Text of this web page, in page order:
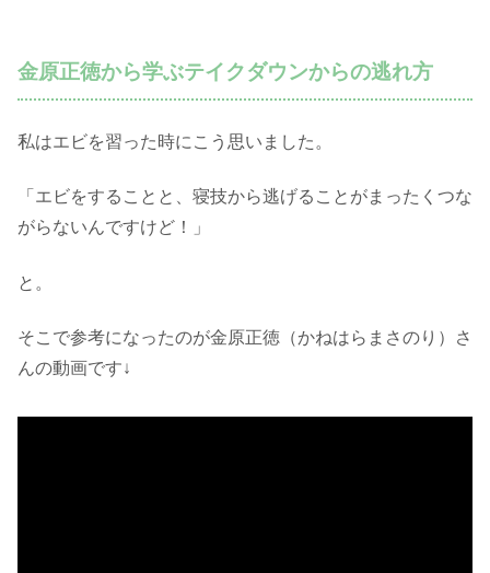
金原正徳から学ぶテイクダウンからの逃れ方
私はエビを習った時にこう思いました。
「エビをすることと、寝技から逃げることがまったくつな
がらないんですけど！」
と。
そこで参考になったのが金原正徳（かねはらまさのり）さ
んの動画です↓